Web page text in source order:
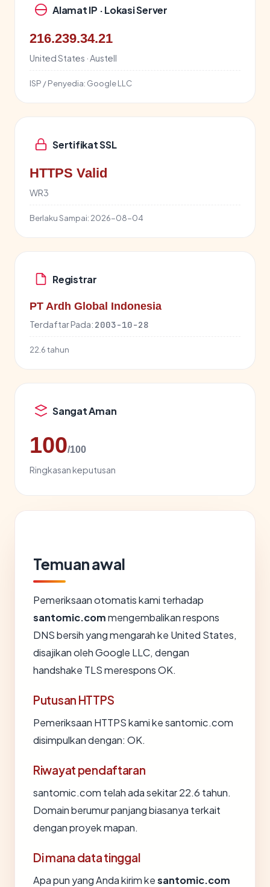
Alamat IP · Lokasi Server
216.239.34.21
United States · Austell
ISP / Penyedia: Google LLC
Sertifikat SSL
HTTPS Valid
WR3
Berlaku Sampai: 2026-08-04
Registrar
PT Ardh Global Indonesia
Terdaftar Pada: 2003-10-28
22.6 tahun
Sangat Aman
100/100
Ringkasan keputusan
Temuan awal
Pemeriksaan otomatis kami terhadap
santomic.commengembalikan respons
DNS bersih yang mengarah ke United States,
disajikan oleh Google LLC, dengan
handshake TLS merespons OK.
Putusan HTTPS
Pemeriksaan HTTPS kami ke santomic.com
disimpulkan dengan: OK.
Riwayat pendaftaran
santomic.com telah ada sekitar 22.6 tahun.
Domain berumur panjang biasanya terkait
dengan proyek mapan.
Di mana data tinggal
Apa pun yang Anda kirim kesantomic.com